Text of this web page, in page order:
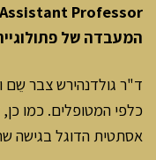
המעבדה של
ד"ר גולדנהירש צבר שֵם
כלפי המטופלים. כמו
אסתטית הדוגל בגישה